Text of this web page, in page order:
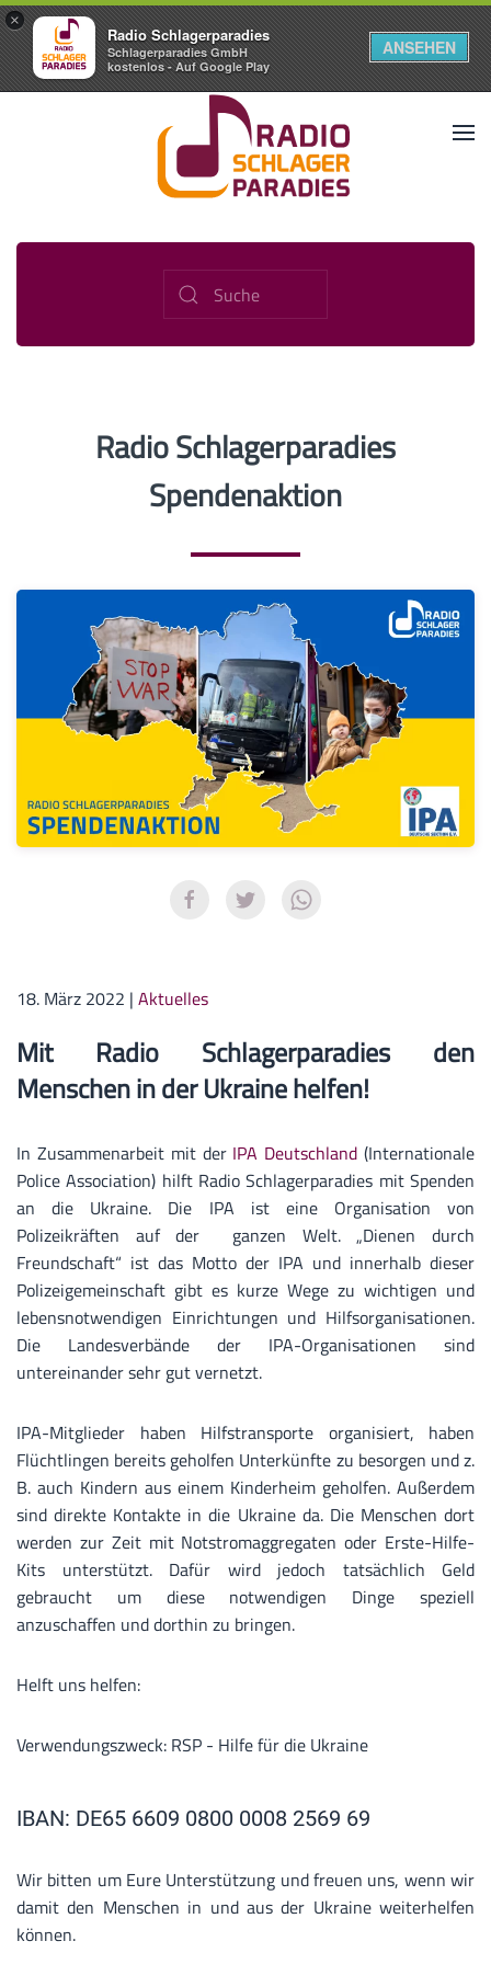
×
Radio Schlagerparadies
Schlagerparadies GmbH
kostenlos - Auf Google Play
ANSEHEN
Radio Schlagerparadies
Spendenaktion
18. März 2022 | Aktuelles
Mit Radio Schlagerparadies den
Menschen in der Ukraine helfen!
In Zusammenarbeit mit der IPA Deutschland (Internationale
Police Association) hilft Radio Schlagerparadies mit Spenden
an die Ukraine. Die IPA ist eine Organisation von
Polizeikräften auf der ganzen Welt. „Dienen durch
Freundschaft“ ist das Motto der IPA und innerhalb dieser
Polizeigemeinschaft gibt es kurze Wege zu wichtigen und
lebensnotwendigen Einrichtungen und Hilfsorganisationen.
Die Landesverbände der IPA-Organisationen sind
untereinander sehr gut vernetzt.
IPA-Mitglieder haben Hilfstransporte organisiert, haben
Flüchtlingen bereits geholfen Unterkünfte zu besorgen und z.
B. auch Kindern aus einem Kinderheim geholfen. Außerdem
sind direkte Kontakte in die Ukraine da. Die Menschen dort
werden zur Zeit mit Notstromaggregaten oder Erste-Hilfe-
Kits unterstützt. Dafür wird jedoch tatsächlich Geld
gebraucht um diese notwendigen Dinge speziell
anzuschaffen und dorthin zu bringen.
Helft uns helfen:
Verwendungszweck: RSP - Hilfe für die Ukraine
IBAN: DE65 6609 0800 0008 2569 69
Wir bitten um Eure Unterstützung und freuen uns, wenn wir
damit den Menschen in und aus der Ukraine weiterhelfen
können.